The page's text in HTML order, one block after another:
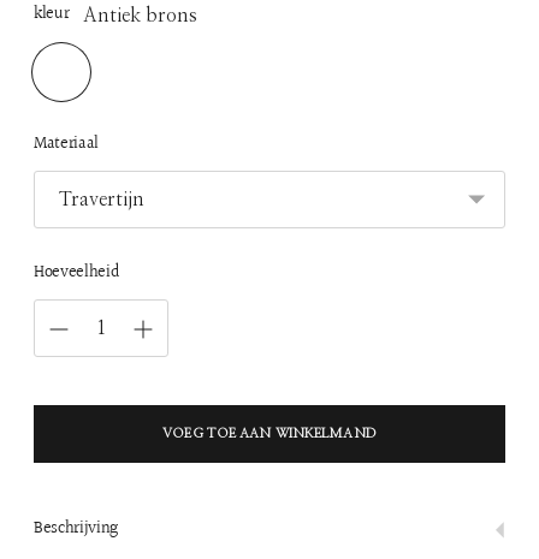
kleur Antiek brons
Materiaal
Hoeveelheid
VOEG TOE AAN WINKELMAND
Beschrijving